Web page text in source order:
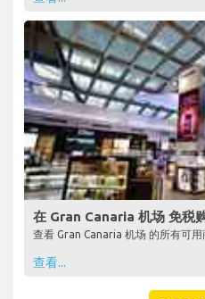
在 Gran Canaria 机场 免税
查看 Gran Canaria 机场 的所有可
查看...